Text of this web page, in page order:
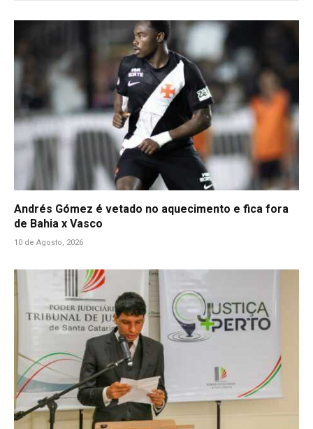
Andrés Gómez é vetado no aquecimento e fica fora
de Bahia x Vasco
10 de Agosto, 2026